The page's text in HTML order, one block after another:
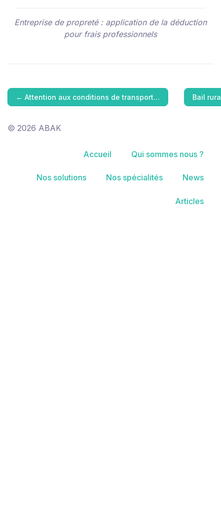
Entreprise de propreté : application de la déduction
pour frais professionnels
← Attention aux conditions de transport… Bail
© 2026 ABAK
Accueil Qui sommes nous ?
Nos solutions Nos spécialités News
Articles